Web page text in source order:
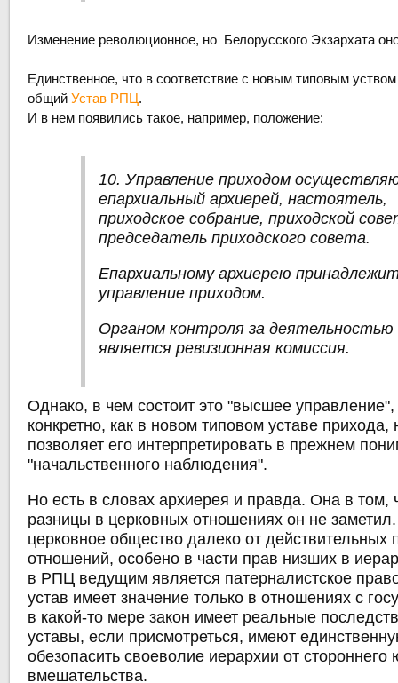
Изменение революционное, но Белорусского Экзархата
Единственное, что в соответствие с новым типовым
общийУстав РПЦ.
И в нем появились такое, например, положение:
10. Управление приходом
епархиальный архиерей, настоятель,
приходское собрание, приходской
председатель приходского совета.
Епархиальному архиерею
управление приходом.
Органом контроля за деятельностью
является ревизионная комиссия.
Однако, в чем состоит это "высшее
конкретно, как в новом типовом уставе прихода,
позволяет его интерпретировать в прежнем
"начальственного наблюдения".
Но есть в словах архиерея и правда. Она в том,
разницы в церковных отношениях он не заметил.
церковное общество далеко от действительных
отношений, особено в части прав низших в
в РПЦ ведущим является патерналистское
устав имеет значение только в отношениях с
в какой-то мере закон имеет реальные
уставы, если присмотреться, имеют
обезопасить своеволие иерархии от стороннего
вмешательства.